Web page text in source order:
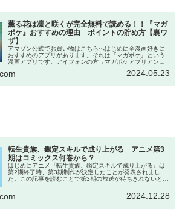
薫る花は凛と咲くが完全無料で読める！！『マガ
ポケ』おすすめの理由 ポイントの貯め方【裏ワ
ザ】
アマゾン公式でお買い物はこちらへはじめに全漫画好きに
おすすめのアプリがあります。それは『マガポケ』という
漫画アプリです。アイフォンの方→マガポケアプリアンド
ン公式無料漫画アプリ このアプ...
2024.05.23
転生貴族、鑑定スキルで成り上がる アニメ第3
期はコミックス何巻から？
はじめにアニメ『転生貴族、鑑定スキルで成り上がる』は
第2期終了時、第3期制作が決定したことが発表されまし
た。この記事を読むことで第3期の放送が待ちきれないと
2024.12.28